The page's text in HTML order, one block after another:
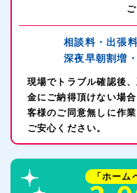
相談料・出張料
深夜早朝割増・
現場でトラブル確認後
金にご納得頂けない場
客様のご同意無しに作
ご安心ください。
「ホーム